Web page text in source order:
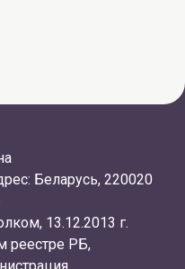
Беларусь, 220020
13.12.2013 г.
реестре РБ,